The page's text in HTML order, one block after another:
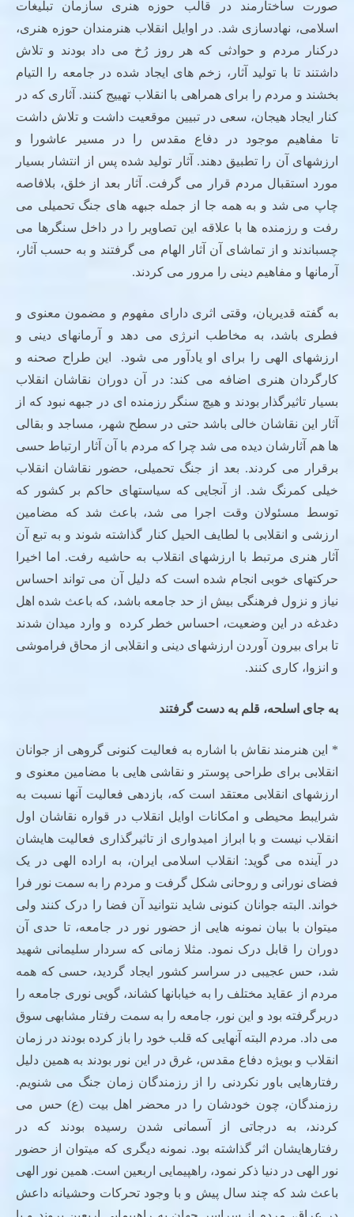
صورت ساختارمند در قالب حوزه هنری سازمان تبلیغات
اسلامی، نهادسازی شد. در اوایل انقلاب هنرمندان حوزه هنری،
درکنار مردم و حوادثی که هر روز رُخ می داد بودند و تلاش
داشتند تا با تولید آثار، زخم های ایجاد شده در جامعه را التیام
بخشند و مردم را برای همراهی با انقلاب تهییج کنند. آثاری که در
کنار ایجاد هیجان، سعی در تبیین موقعیت داشت و تلاش داشت
تا مفاهیم موجود در دفاع مقدس را در مسیر عاشورا و
ارزشهای آن را تطبیق دهند. آثار تولید شده پس از انتشار بسیار
مورد استقبال مردم قرار می گرفت. آثار بعد از خلق، بلافاصه
چاپ می شد و به همه جا از جمله جبهه های جنگ تحمیلی می
رفت و رزمنده ها با علاقه این تصاویر را در داخل سنگرها می
چسباندند و از تماشای آن آثار الهام می گرفتند و به حسب آثار،
آرمانها و مفاهیم دینی را مرور می کردند.
به گفته قدیریان، وقتی اثری دارای مفهوم و مضمون معنوی و
فطری باشد، به مخاطب انرژی می دهد و آرمانهای دینی و
ارزشهای الهی را برای او یادآور می شود. این طراح صحنه و
کارگردان هنری اضافه می کند: در آن دوران نقاشان انقلاب
بسیار تاثیرگذار بودند و هیچ سنگر رزمنده ای در جبهه نبود که از
آثار این نقاشان خالی باشد حتی در سطح شهر، مساجد و بقالی
ها هم آثارشان دیده می شد چرا که مردم با آن آثار ارتباط حسی
برقرار می کردند. بعد از جنگ تحمیلی، حضور نقاشان انقلاب
خیلی کمرنگ شد. از آنجایی که سیاستهای حاکم بر کشور که
توسط مسئولان وقت اجرا می شد، باعث شد که مضامین
ارزشی و انقلابی با لطایف الحیل کنار گذاشته شوند و به تبع آن
آثار هنری مرتبط با ارزشهای انقلاب به حاشیه رفت. اما اخیرا
حرکتهای خوبی انجام شده است که دلیل آن می تواند احساس
نیاز و نزول فرهنگی بیش از حد جامعه باشد، که باعث شده اهل
دغدغه در این وضعیت، احساس خطر کرده و وارد میدان شدند
تا برای بیرون آوردن ارزشهای دینی و انقلابی از محاق فراموشی
و انزوا، کاری کنند.
به جای اسلحه، قلم به دست گرفتند
* این هنرمند نقاش با اشاره به فعالیت کنونی گروهی از جوانان
انقلابی برای طراحی پوستر و نقاشی هایی با مضامین معنوی و
ارزشهای انقلابی معتقد است که، بازدهی فعالیت آنها نسبت به
شرایبط محیطی و امکانات اوایل انقلاب در قواره نقاشان اول
انقلاب نیست و با ابراز امیدواری از تاثیرگذاری فعالیت هایشان
در آینده می گوید: انقلاب اسلامی ایران، به اراده الهی در یک
فضای نورانی و روحانی شکل گرفت و مردم را به سمت نور فرا
خواند. البته جوانان کنونی شاید نتوانید آن فضا را درک کنند ولی
میتوان با بیان نمونه هایی از حضور نور در جامعه، تا حدی آن
دوران را قابل درک نمود. مثلا زمانی که سردار سلیمانی شهید
شد، حس عجیبی در سراسر کشور ایجاد گردید، حسی که همه
مردم از عقاید مختلف را به خیابانها کشاند، گویی نوری جامعه را
دربرگرفته بود و این نور، جامعه را به سمت رفتار مشابهی سوق
می داد. مردم البته آنهایی که قلب خود را باز کرده بودند در زمان
انقلاب و بویژه دفاع مقدس، غرق در این نور بودند به همین دلیل
رفتارهایی باور نکردنی را از رزمندگان زمان جنگ می شنویم.
رزمندگان، چون خودشان را در محضر اهل بیت (ع) حس می
کردند، به درجاتی از آسمانی شدن رسیده بودند که در
رفتارهایشان اثر گذاشته بود. نمونه دیگری که میتوان از حضور
نور الهی در دنیا ذکر نمود، راهپیمایی اربعین است. همین نور الهی
باعث شد که چند سال پیش و با وجود تحرکات وحشیانه داعش